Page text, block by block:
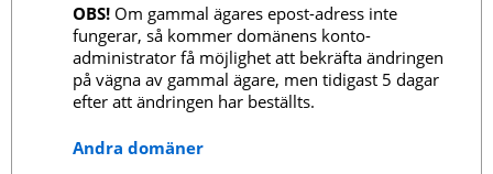
OBS! Om gammal ägares epost-adress inte
fungerar, så kommer domänens konto-
administrator få möjlighet att bekräfta ändringen
på vägna av gammal ägare, men tidigast 5 dagar
efter att ändringen har beställts.
Andra domäner